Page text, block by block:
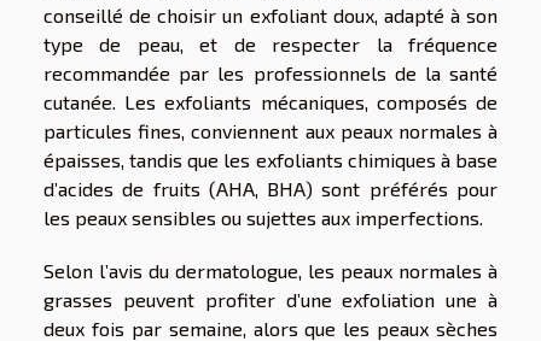
conseillé de choisir un exfoliant doux, adapté à son
type de peau, et de respecter la fréquence
recommandée par les professionnels de la santé
cutanée. Les exfoliants mécaniques, composés de
particules fines, conviennent aux peaux normales à
épaisses, tandis que les exfoliants chimiques à base
d’acides de fruits (AHA, BHA) sont préférés pour
les peaux sensibles ou sujettes aux imperfections.
Selon l’avis du dermatologue, les peaux normales à
grasses peuvent profiter d’une exfoliation une à
deux fois par semaine, alors que les peaux sèches